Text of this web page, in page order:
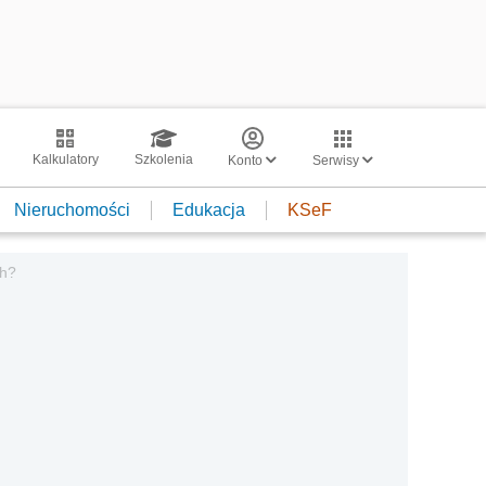
Kalkulatory Szkolenia Konto Serwisy
Nieruchomości Edukacja KSeF